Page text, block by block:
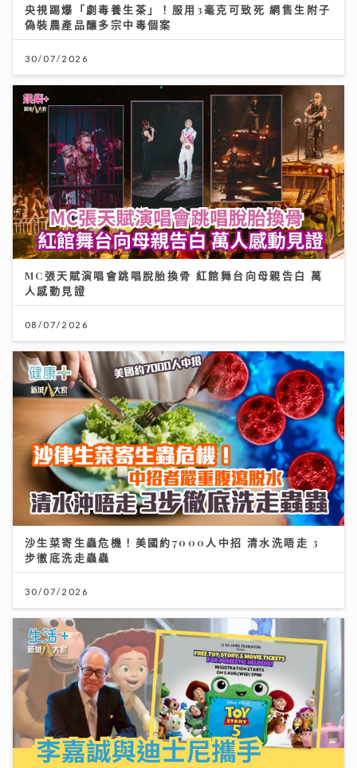
央視踢爆「劇毒養生茶」！服用3毫克可致死 網售生附子
偽裝農產品釀多宗中毒個案
30/07/2026
MC張天賦演唱會跳唱脫胎換骨 紅館舞台向母親告白 萬
人感動見證
08/07/2026
沙生菜寄生蟲危機！美國約7000人中招 清水洗唔走 3
步徹底洗走蟲蟲
30/07/2026